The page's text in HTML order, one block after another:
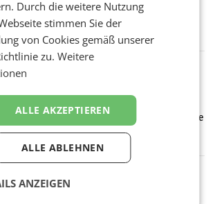
UNTERFÖHRING/MAILAND/AMSTERDAM. Der
Fernsehkonzern ProSiebenSat.1 hat im
wieder Gewinn gemacht und die
Markterwartung deutlich übertroffen.
Müller informieren am POS über
Kreislauffähigkeit
Über den gesamten August hinweg rücken die
Altstoff Recycling Austria AG (ARA) und der
Handelskonzern Müller die Initiative
„Kreislauf-Helden“ in allen österreichischen
Durch die weitere Nutzung
stimmen Sie der
von Cookies gemäß unserer
zu.Weitere
ALLE AKZEPTIEREN
ALLE ABLEHNEN
ANZEIGEN